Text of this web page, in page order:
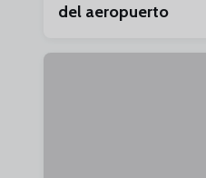
del aeropuerto